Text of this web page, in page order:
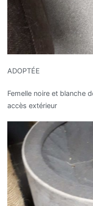
ADOPTÉE
Femelle noire et blanche
accès extérieur